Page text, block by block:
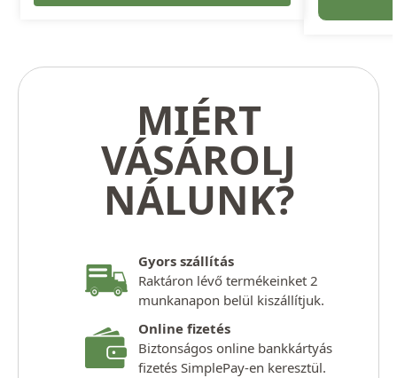
MIÉRT
VÁSÁROLJ
NÁLUNK?
Gyors szállítás
Raktáron lévő termékeinket 2
munkanapon belül kiszállítjuk.
Online fizetés
Biztonságos online bankkártyás
fizetés SimplePay-en keresztül.